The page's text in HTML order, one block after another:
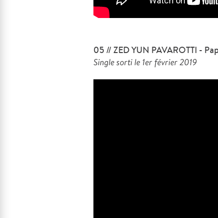
05 // ZED YUN PAVAROTTI -
Single sorti le 1er février 2019